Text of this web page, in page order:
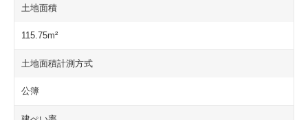
土地面積
115.75m²
土地面積計測方式
公簿